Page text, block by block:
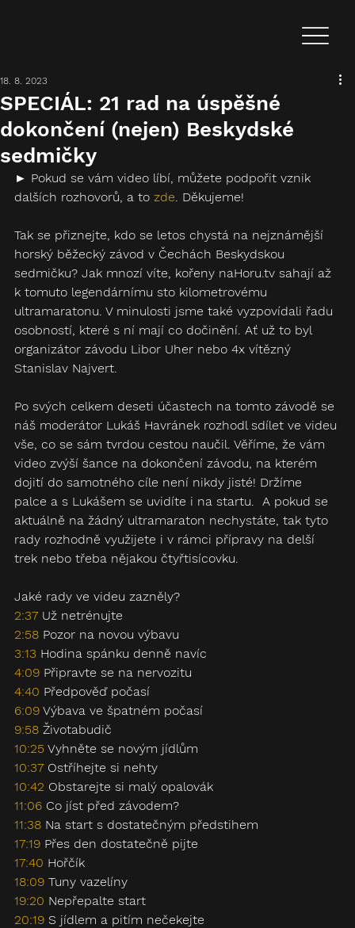
SPECIÁL: 21 rad na úspěšné
dokončení (nejen) Beskydské
sedmičky
18. 8. 2023
► Pokud se vám video líbí, můžete podpořit vznik
dalších rozhovorů, a to zde. Děkujeme!
Tak se přiznejte, kdo se letos chystá na nejznámější
horský běžecký závod v Čechách Beskydskou
sedmičku? Jak mnozí víte, kořeny naHoru.tv sahají až
k tomuto legendárnímu sto kilometrovému
ultramaratonu. V minulosti jsme také vyzpovídali řadu
osobností, které s ní mají co dočinění. Ať už to byl
organizátor závodu Libor Uher nebo 4x vítězný
Stanislav Najvert.
Po svých celkem deseti účastech na tomto závodě se
náš moderátor Lukáš Havránek rozhodl sdílet ve videu
vše, co se sám tvrdou cestou naučil. Věříme, že vám
video zvýší šance na dokončení závodu, na kterém
dojití do samotného cíle není nikdy jisté! Držíme
palce a s Lukášem se uvidíte i na startu.  A pokud se
aktuálně na žádný ultramaraton nechystáte, tak tyto
rady rozhodně využijete i v rámci přípravy na delší
trek nebo třeba nějakou čtyřtisícovku.
Jaké rady ve videu zazněly?
2:37 Už netrénujte
2:58 Pozor na novou výbavu
3:13 Hodina spánku denně navíc
4:09 Připravte se na nervozitu
4:40 Předpověď počasí
6:09 Výbava ve špatném počasí
9:58 Životabudič
10:25 Vyhněte se novým jídlům
10:37 Ostříhejte si nehty
10:42 Obstarejte si malý opalovák
11:06 Co jíst před závodem?
11:38 Na start s dostatečným předstihem
17:19 Přes den dostatečně pijte
17:40 Hořčík
18:09 Tuny vazelíny
19:20 Nepřepalte start
20:19 S jídlem a pitím nečekejte